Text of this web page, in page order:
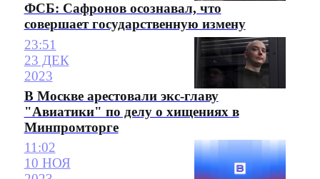
ФСБ: Сафронов осознавал, что
совершает государственную измену
23:51
23 ДЕК
2023
В Москве арестовали экс-главу
"Авиатики" по делу о хищениях в
Минпромторге
11:02
10 НОЯ